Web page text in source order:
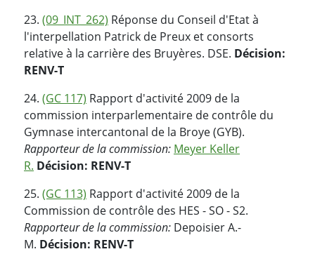
23. (09_INT_262) Réponse du Conseil d'Etat à
l'interpellation Patrick de Preux et consorts
relative à la carrière des Bruyères. DSE. Décision:
RENV-T
24. (GC 117) Rapport d'activité 2009 de la
commission interparlementaire de contrôle du
Gymnase intercantonal de la Broye (GYB).
Rapporteur de la commission: Meyer Keller
R. Décision: RENV-T
25. (GC 113) Rapport d'activité 2009 de la
Commission de contrôle des HES - SO - S2.
Rapporteur de la commission: Depoisier A.-
M. Décision: RENV-T